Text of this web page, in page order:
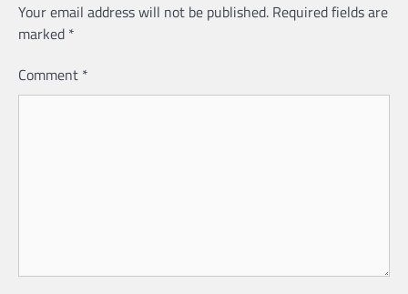
Your email address will not be published. Required fields are
marked *
Comment *